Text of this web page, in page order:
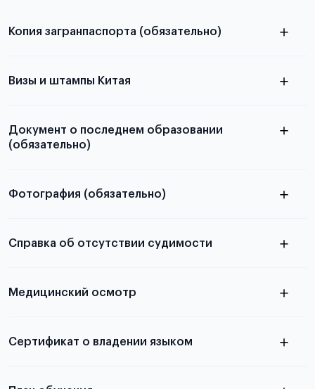
Копия загранпаспорта (обязательно)
паспорта
Визы и штампы Китая
Документ о последнем образовании
(обязательно)
абитуриентов, изложена в статье.
Фотография (обязательно)
принимаются
Справка об отсутствии судимости
Медицинский осмотр
Для примеров заполнения и пустых
Сертификат о владении языком